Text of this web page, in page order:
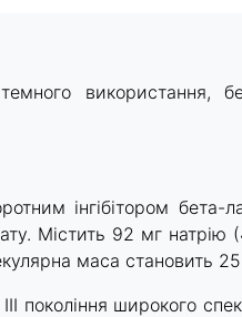
використання,
інгібітором бета-
Містить 92 мг
маса становить
покоління широкого